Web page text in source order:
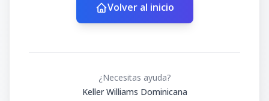
Volver al inicio
¿Necesitas ayuda?
Keller Williams Dominicana